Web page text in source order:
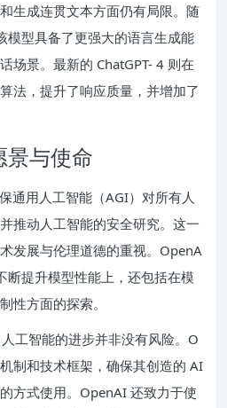
生成连贯文本方面仍有局限。随
模型具备了更强大的语言生成能
场景。最新的 ChatGPT- 4 则在
法，提升了响应质量，并增加了
与使命
通用人工智能（AGI）对所有人
推动人工智能的安全研究。这一
发展与伦理道德的重视。OpenA
断提升模型性能上，还包括在模
性方面的探索。
工智能的进步并非没有风险。O
制和技术框架，确保其创造的 AI
方式使用。OpenAI 还致力于使